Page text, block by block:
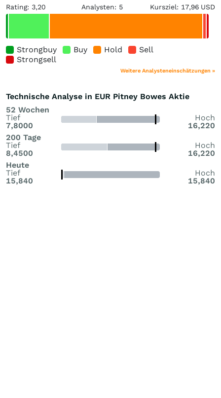
Rating: 3,20 Analysten: 5 Kursziel: 17,96 USD
Strongbuy Buy Hold
Sell
Strongsell
Weitere Analysteneinschätzungen »
Technische Analyse in EUR Pitney Bowes Aktie
52 Wochen
Tief
7,8000
Hoch
16,220
200 Tage
Tief
8,4500
Hoch
16,220
Heute
Tief
15,840
Hoch
15,840